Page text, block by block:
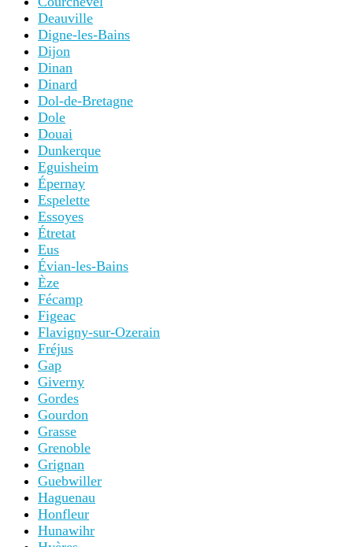
Deauville
Digne-les-Bains
Dijon
Dinan
Dinard
Dol-de-Bretagne
Dole
Douai
Dunkerque
Eguisheim
Épernay
Espelette
Essoyes
Étretat
Eus
Évian-les-Bains
Èze
Fécamp
Figeac
Flavigny-sur-Ozerain
Fréjus
Gap
Giverny
Gordes
Gourdon
Grasse
Grenoble
Grignan
Guebwiller
Haguenau
Honfleur
Hunawihr